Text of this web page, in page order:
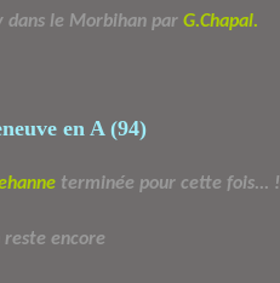
dans le Morbihan par G.Chapal.
terminée pour cette fois... !
reste encore